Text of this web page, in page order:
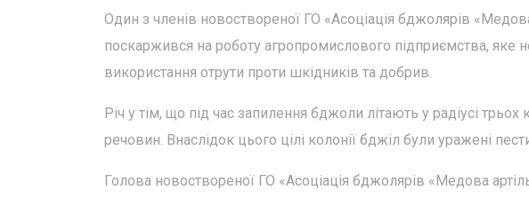
Один з членів новоствореної ГО «Асоціація бджолярів
поскаржився на роботу агропромислового підприємства,
використання отрути проти шкідників та добрив.
Річ у тім, що під час запилення бджоли літають у радіусі
речовин. Внаслідок цього цілі колонії бджіл були уражені
Голова новоствореної ГО «Асоціація бджолярів «Медова